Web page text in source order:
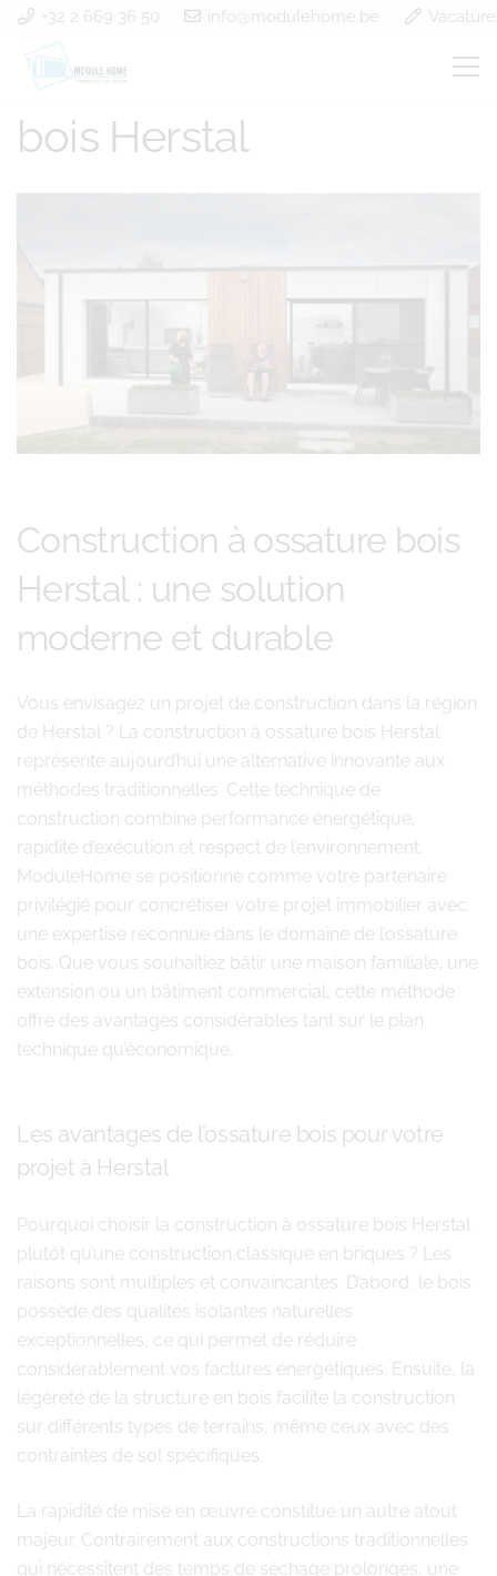
+32 2 669 36 50 info@modulehome.be
Construction à ossature
bois Herstal
Construction à ossature bois
Herstal : une solution
moderne et durable
Vous envisagez un projet de construction dans la région
de Herstal ? La construction à ossature bois Herstal
représente aujourd’hui une alternative innovante aux
méthodes traditionnelles. Cette technique de
construction combine performance énergétique,
rapidité d’exécution et respect de l’environnement.
ModuleHome se positionne comme votre partenaire
privilégié pour concrétiser votre projet immobilier avec
une expertise reconnue dans le domaine de l’ossature
bois. Que vous souhaitiez bâtir une maison familiale, une
extension ou un bâtiment commercial, cette méthode
offre des avantages considérables tant sur le plan
technique qu’économique.
Les avantages de l’ossature bois pour votre
projet à Herstal
Pourquoi choisir la construction à ossature bois Herstal
plutôt qu’une construction classique en briques ? Les
raisons sont multiples et convaincantes. D’abord, le bois
possède des qualités isolantes naturelles
exceptionnelles, ce qui permet de réduire
considérablement vos factures énergétiques. Ensuite, la
légèreté de la structure en bois facilite la construction
sur différents types de terrains, même ceux avec des
contraintes de sol spécifiques.
La rapidité de mise en œuvre constitue un autre atout
majeur. Contrairement aux constructions traditionnelles
qui nécessitent des temps de séchage prolongés, une